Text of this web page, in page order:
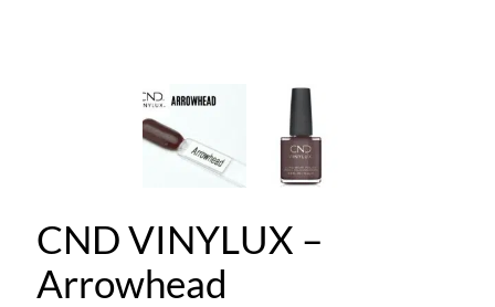
CND VINYLUX –
Arrowhead